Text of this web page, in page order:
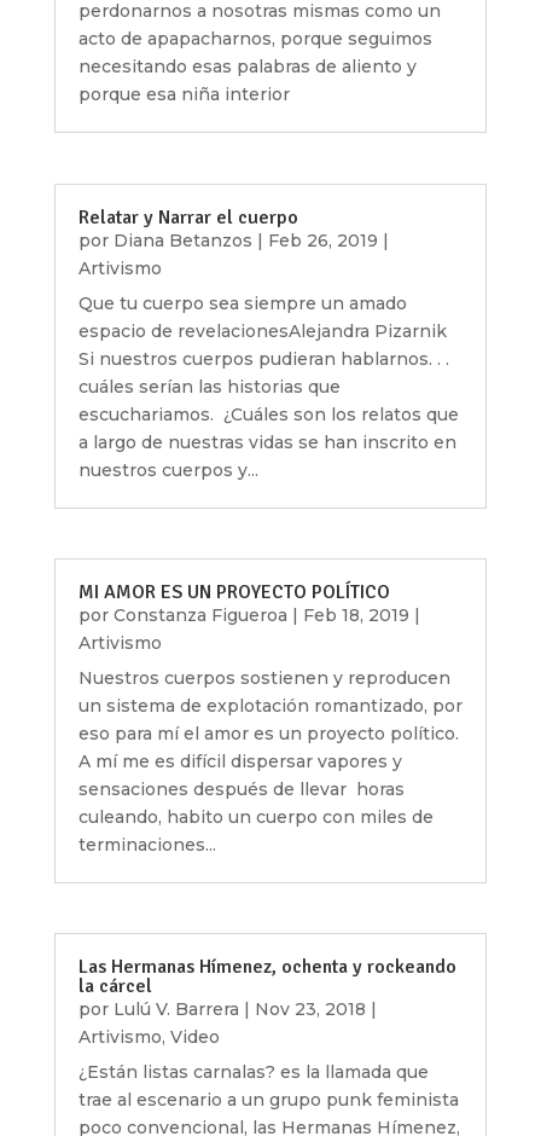
perdonarnos a nosotras mismas como un
acto de apapacharnos, porque seguimos
necesitando esas palabras de aliento y
porque esa niña interior
Relatar y Narrar el cuerpo
por Diana Betanzos | Feb 26, 2019 |
Artivismo
Que tu cuerpo sea siempre un amado
espacio de revelacionesAlejandra Pizarnik
Si nuestros cuerpos pudieran hablarnos. . .
cuáles serían las historias que
escuchariamos. ¿Cuáles son los relatos que
a largo de nuestras vidas se han inscrito en
nuestros cuerpos y...
MI AMOR ES UN PROYECTO POLÍTICO
por Constanza Figueroa | Feb 18, 2019 |
Artivismo
Nuestros cuerpos sostienen y reproducen
un sistema de explotación romantizado, por
eso para mí el amor es un proyecto político.
A mí me es difícil dispersar vapores y
sensaciones después de llevar horas
culeando, habito un cuerpo con miles de
terminaciones...
Las Hermanas Hímenez, ochenta y rockeando
la cárcel
por Lulú V. Barrera | Nov 23, 2018 |
Artivismo, Video
¿Están listas carnalas? es la llamada que
trae al escenario a un grupo punk feminista
poco convencional, las Hermanas Hímenez,